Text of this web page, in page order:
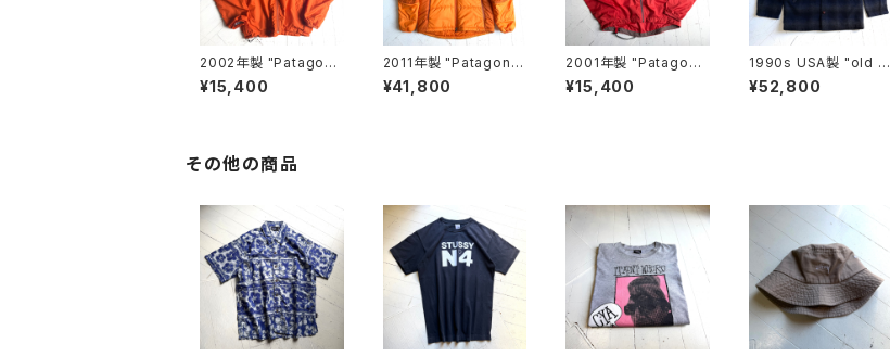
2002年製 "Patagoni
a" Zephur jacket
¥15,400
2011年製 "Patagoni
a" DAS PARKA
¥41,800
2001年製 "Patagoni
a" velocity O2 jack
et
¥15,400
1990s USA製 "old st
ussy" omble check
jacket
¥52,800
その他の商品